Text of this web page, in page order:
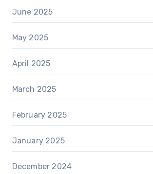
June 2025
May 2025
April 2025
March 2025
February 2025
January 2025
December 2024